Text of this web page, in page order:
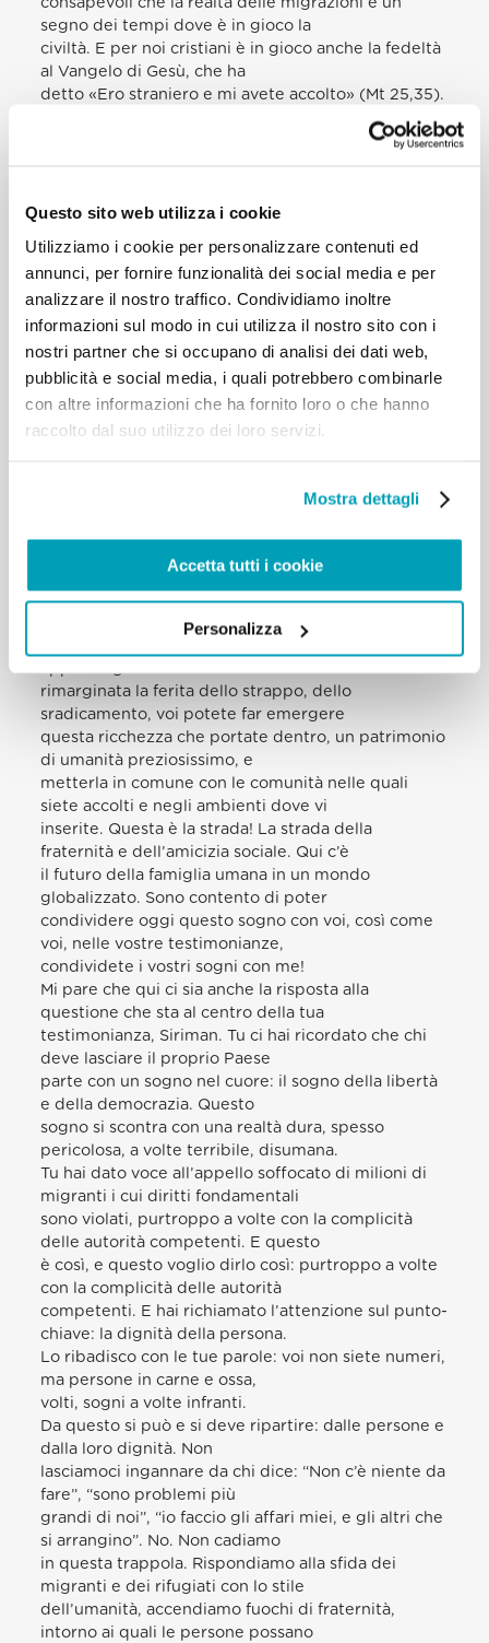
Questo sito web utilizza i cookie
Utilizziamo i cookie per personalizzare contenuti ed
annunci, per fornire funzionalità dei social media e per
analizzare il nostro traffico. Condividiamo inoltre
informazioni sul modo in cui utilizza il nostro sito con i
nostri partner che si occupano di analisi dei dati web,
pubblicità e social media, i quali potrebbero combinarle
con altre informazioni che ha fornito loro o che hanno
raccolto dal suo utilizzo dei loro servizi.
Mostra dettagli
Accetta tutti i cookie
Personalizza
segno dei tempi dove è in gioco la
civiltà. E per noi cristiani è in gioco anche la fedeltà
al Vangelo di Gesù, che ha
detto «Ero straniero e mi avete accolto» (Mt 25,35).
giorno! Ci vuole tempo, ci vuole tanta pazienza, ci
l’amore di Dio per noi. Penso
accettato tale sfida qui a Malta e ha
dato vita a questo Centro. Lo facciamo con un
applauso, tutti insieme!
Permettetemi, fratelli e sorelle, di esprimere un
mio sogno. Che voi migranti, dopo
aver sperimentato un’accoglienza ricca di umanità
accoglienza e di fraternità. Qui e dove Dio
condividere con voi e che metto nelle mani di Dio.
che nel mondo di oggi i migranti
diventino testimoni dei valori umani essenziali per
una vita dignitosa e fraterna.
rimarginata la ferita dello strappo, dello
sradicamento, voi potete far emergere
questa ricchezza che portate dentro, un patrimonio
di umanità preziosissimo, e
metterla in comune con le comunità nelle quali
siete accolti e negli ambienti dove vi
inserite. Questa è la strada! La strada della
fraternità e dell’amicizia sociale. Qui c’è
il futuro della famiglia umana in un mondo
globalizzato. Sono contento di poter
condividere oggi questo sogno con voi, così come
voi, nelle vostre testimonianze,
condividete i vostri sogni con me!
Mi pare che qui ci sia anche la risposta alla
questione che sta al centro della tua
testimonianza, Siriman. Tu ci hai ricordato che chi
deve lasciare il proprio Paese
parte con un sogno nel cuore: il sogno della libertà
e della democrazia. Questo
sogno si scontra con una realtà dura, spesso
pericolosa, a volte terribile, disumana.
Tu hai dato voce all’appello soffocato di milioni di
migranti i cui diritti fondamentali
sono violati, purtroppo a volte con la complicità
delle autorità competenti. E questo
è così, e questo voglio dirlo così: purtroppo a volte
con la complicità delle autorità
competenti. E hai richiamato l’attenzione sul punto-
chiave: la dignità della persona.
Lo ribadisco con le tue parole: voi non siete numeri,
ma persone in carne e ossa,
volti, sogni a volte infranti.
Da questo si può e si deve ripartire: dalle persone e
dalla loro dignità. Non
lasciamoci ingannare da chi dice: “Non c’è niente da
fare”, “sono problemi più
grandi di noi”, “io faccio gli affari miei, e gli altri che
si arrangino”. No. Non cadiamo
in questa trappola. Rispondiamo alla sfida dei
migranti e dei rifugiati con lo stile
dell’umanità, accendiamo fuochi di fraternità,
intorno ai quali le persone possano